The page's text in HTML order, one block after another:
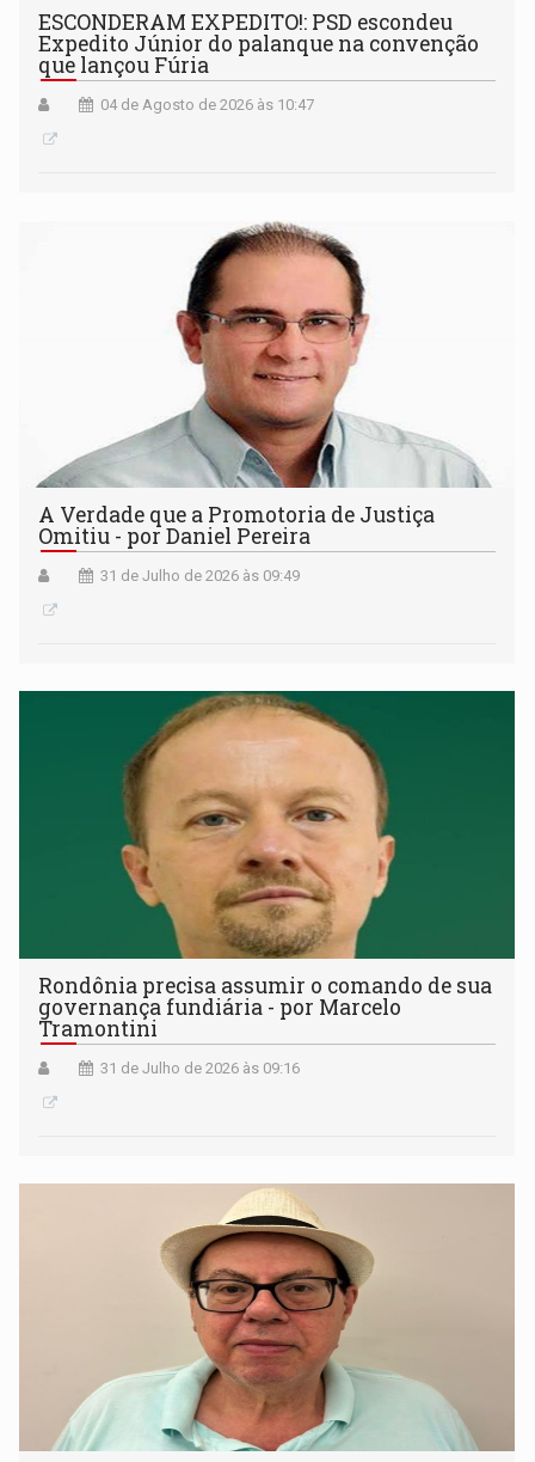
ESCONDERAM EXPEDITO!: PSD escondeu
Expedito Júnior do palanque na convenção
que lançou Fúria
04 de Agosto de 2026 às 10:47
A Verdade que a Promotoria de Justiça
Omitiu - por Daniel Pereira
31 de Julho de 2026 às 09:49
Rondônia precisa assumir o comando de sua
governança fundiária - por Marcelo
Tramontini
31 de Julho de 2026 às 09:16